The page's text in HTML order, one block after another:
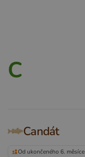
C
Candát
Od ukončeného 6. měsíce